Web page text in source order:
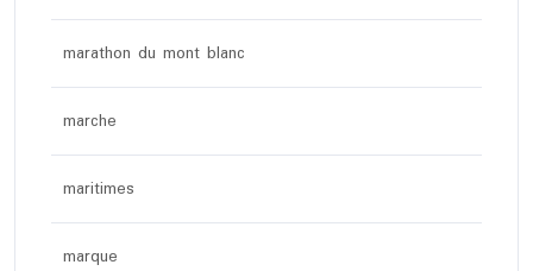
marathon du mont blanc
marche
maritimes
marque